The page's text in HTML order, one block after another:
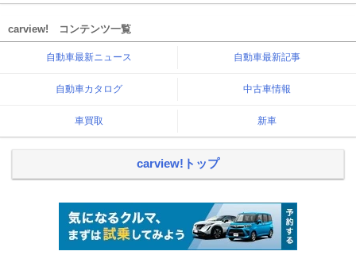
carview! コンテンツ一覧
自動車最新ニュース 自動車最新記事
自動車カタログ 中古車情報
車買取 新車
carview!トップ